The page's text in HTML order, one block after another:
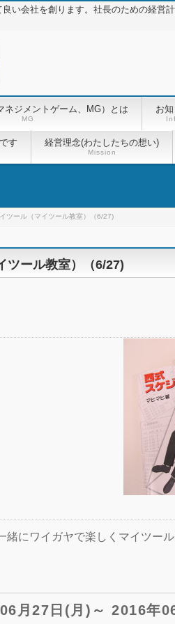
い会社を創ります。社長のための経営
ネジメントゲーム、MG）とは
MG
お
す 経営理念(わたしたちの想い)
Mission
ツール（マイツール教室）（6/27)
ツール教室）（6/27)
緒にワイガヤで楽しくマイツール
月27日(月)～ 2016年